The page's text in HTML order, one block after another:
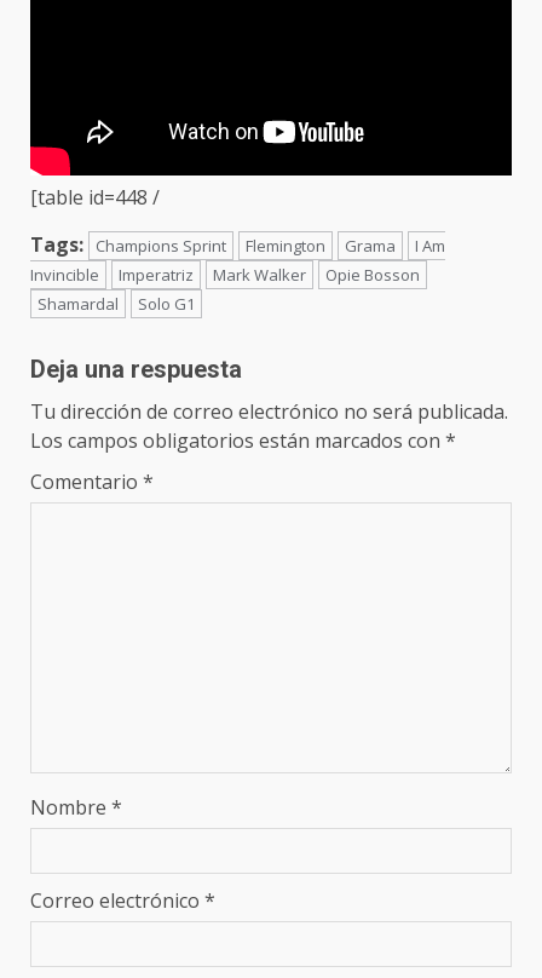
[table id=448 /
Tags:
Champions Sprint Flemington Grama
I Am
Invincible
Imperatriz Mark Walker
Opie Bosson
Shamardal
Solo G1
Deja una respuesta
Tu dirección de correo electrónico no será publicada.
Los campos obligatorios están marcados con *
Comentario *
Nombre *
Correo electrónico *